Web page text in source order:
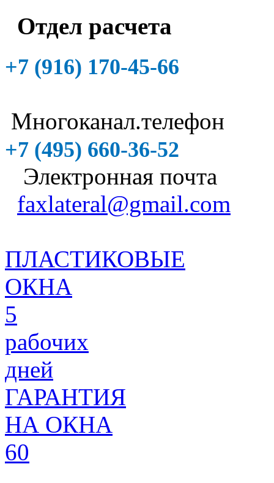
Отдел расчета
+7 (916) 170-45-66
Многоканал.телефон
+7 (495) 660-36-52
Электронная почта
faxlateral@gmail.com
ПЛАСТИКОВЫЕ
ОКНА
5
рабочих
дней
ГАРАНТИЯ
НА ОКНА
60